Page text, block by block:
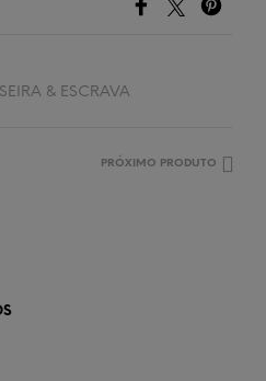
& ESCRAVA
PRÓXIMO PRODUTO